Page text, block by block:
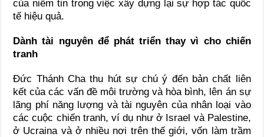
của niềm tin trong việc xây dựng lại sự hợp tác quốc
tế hiệu quả.
Dành tài nguyên để phát triển thay vì cho chiến
tranh
Đức Thánh Cha thu hút sự chú ý đến bản chất liên
kết của các vấn đề môi trường và hòa bình, lên án sự
lãng phí năng lượng và tài nguyên của nhân loại vào
các cuộc chiến tranh, ví dụ như ở Israel và Palestine,
ở Ucraina và ở nhiều nơi trên thế giới, vốn làm trầm